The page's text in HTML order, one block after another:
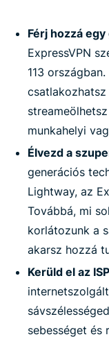
Férj hozzá
ExpressVPN
113
munkahelyi
Élvezd a
generációs
Lightway, az
Továbbá, mi
korlátozunk a
akarsz hozzá
Kerüld el az
sebességet és